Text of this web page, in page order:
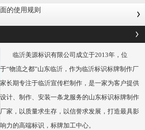
的使用规则
临沂美源标识有限公司成立于2013年，位
于“物流之都”山东临沂，作为临沂标识标牌制作厂
家长期专注于临沂宣传栏制作，是一家为客户提供
设计、制作、安装一条龙服务的山东标识标牌制作
厂家，以质量求生存，以信誉求发展，打造最具影
响力的高端标识，标牌加工中心。